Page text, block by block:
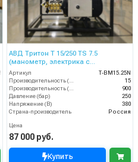
АВД Тритон Т 15/250 TS 7.5
(манометр, электрика с
теплозащитой)
Артикул
Т-BM15.25N
15
900
Давление (бар)
250
Напряжение (В)
380
Страна-производитель
Россия
Цена
87 000 руб.
Купить